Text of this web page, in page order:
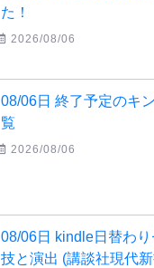
た！
2026/08/06
08/06日 終了予定のキ
覧
2026/08/06
08/06日 kindle日替わ
技と演出 (講談社現代